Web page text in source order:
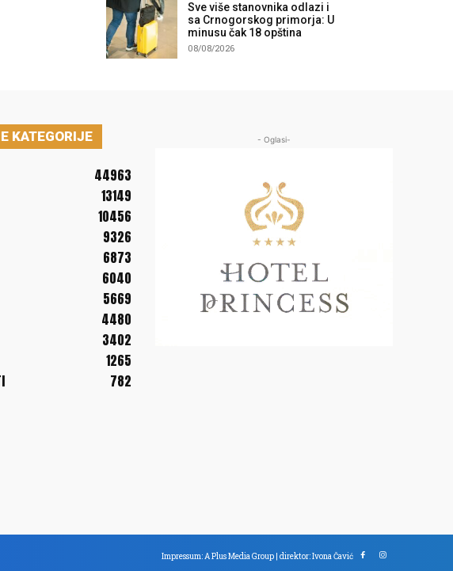
Sve više stanovnika odlazi i
sa Crnogorskog primorja: U
minusu čak 18 opština
08/08/2026
KATEGORIJE
44963
13149
10456
9326
6873
6040
5669
4480
3402
1265
782
- Oglasi-
Impressum: A Plus Media Group | direktor: Ivona Čavić